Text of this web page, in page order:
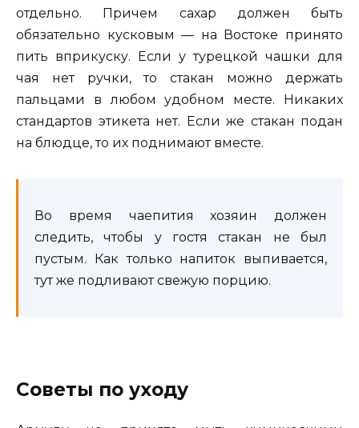
отдельно. Причем сахар должен быть
обязательно кусковым — на Востоке принято
пить вприкуску. Если у турецкой чашки для
чая нет ручки, то стакан можно держать
пальцами в любом удобном месте. Никаких
стандартов этикета нет. Если же стакан подан
на блюдце, то их поднимают вместе.
Во время чаепития хозяин должен
следить, чтобы у гостя стакан не был
пустым. Как только напиток выпивается,
тут же подливают свежую порцию.
Советы по уходу